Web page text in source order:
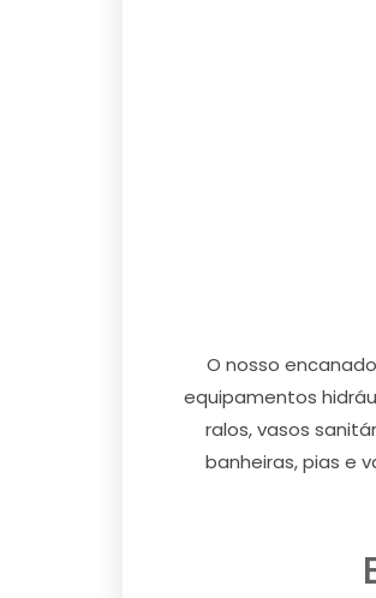
O nosso
equipamentos
ralos, vasos
banheiras, pias e